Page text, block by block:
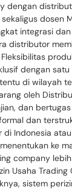
dosen
integrasi
distributor
dengan
di wilayah
oleh
dan
dan
Indonesia
ke
company
Usaha
sistem